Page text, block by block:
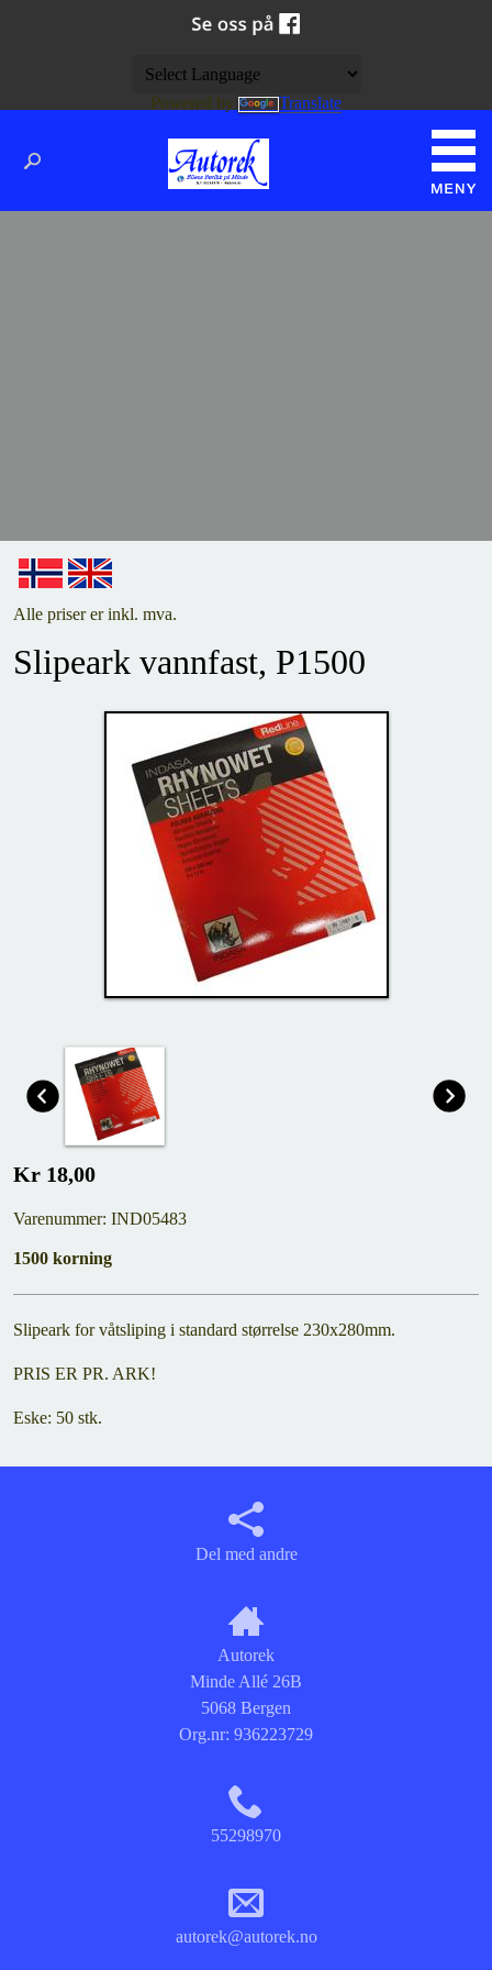
Alle priser er inkl. mva.
Slipeark vannfast, P1500
Kr 18,00
Varenummer: IND05483
1500 korning
Slipeark for våtsliping i standard størrelse 230x280mm.
PRIS ER PR. ARK!
Eske: 50 stk.
Powered by Translate
Del med andre
Autorek
Minde Allé 26B
5068 Bergen
Org.nr: 936223729
55298970
autorek@autorek.no